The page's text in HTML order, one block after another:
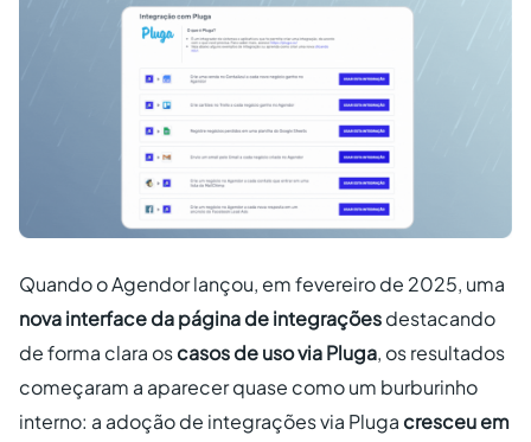
Quando o Agendor lançou, em fevereiro de 2025, uma
nova interface da página de integraçõesdestacando
de forma clara oscasos de uso via Pluga, os resultados
começaram a aparecer quase como um burburinho
interno: a adoção de integrações via Pluga cresceu em